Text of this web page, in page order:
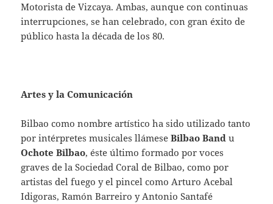
Motorista de Vizcaya. Ambas, aunque con continuas
interrupciones, se han celebrado, con gran éxito de
público hasta la década de los 80.
Artes y la Comunicación
Bilbao como nombre artístico ha sido utilizado tanto
por intérpretes musicales llámeseBilbao Bandu
Ochote Bilbao, éste último formado por voces
graves de la Sociedad Coral de Bilbao, como por
artistas del fuego y el pincel como Arturo Acebal
Idigoras, Ramón Barreiro y Antonio Santafé